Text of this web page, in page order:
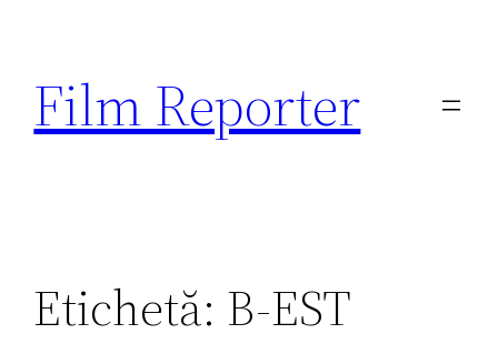
conținut
Film Reporter
Etichetă: B-EST